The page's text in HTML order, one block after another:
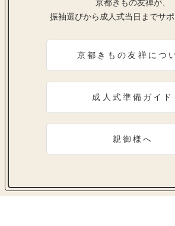
京都きもの友禅が、
振袖選びから成人式当日までサ
京都きもの友禅につ
成人式準備ガイド
親御様へ